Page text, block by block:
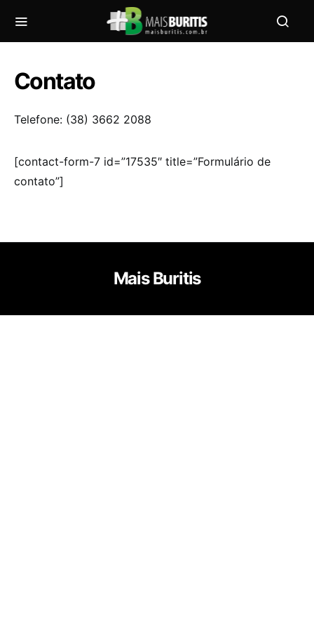
Contato
Telefone: (38) 3662 2088
[contact-form-7 id=”17535″ title=”Formulário de
contato”]
Mais Buritis